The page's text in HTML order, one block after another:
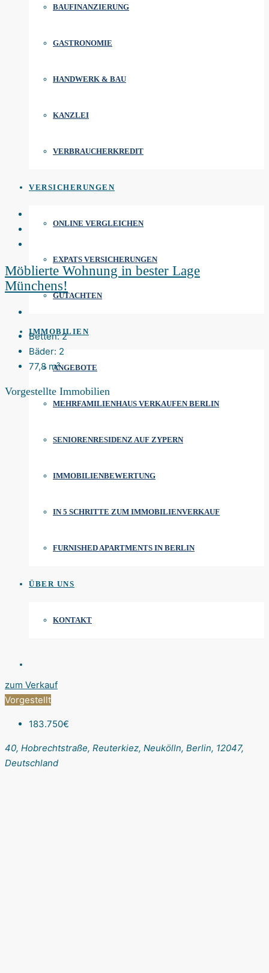
BAUFINANZIERUNG
GASTRONOMIE
HANDWERK & BAU
KANZLEI
VERBRAUCHERKREDIT
VERSICHERUNGEN
ONLINE VERGLEICHEN
EXPATS VERSICHERUNGEN
GUTACHTEN
IMMOBILIEN
ANGEBOTE
MEHRFAMILIENHAUS VERKAUFEN BERLIN
SENIORENRESIDENZ AUF ZYPERN
IMMOBILIENBEWERTUNG
IN 5 SCHRITTE ZUM IMMOBILIENVERKAUF
FURNISHED APARTMENTS IN BERLIN
ÜBER UNS
KONTAKT
Möblierte Wohnung in bester Lage
Münchens!
Betten: 2
Bäder: 2
77,8 m²
Vorgestellte Immobilien
zum Verkauf
Vorgestellt
183.750€
40, Hobrechtstraße, Reuterkiez, Neukölln, Berlin, 12047,
Deutschland